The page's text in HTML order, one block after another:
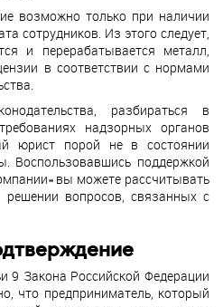
возможно только при наличии
сотрудников. Из этого следует,
и перерабатывается металл,
в соответствии с нормами
разбираться в
надзорных органов
юрист порой не в состоянии
Воспользовавшись поддержкой
вы можете рассчитывать
вопросов, связанных с
9 Закона Российской Федерации
что предприниматель, который